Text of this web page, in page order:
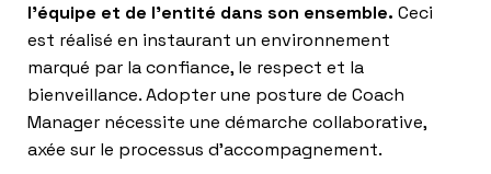
l’équipe et de l’entité dans son ensemble. Ceci
est réalisé en instaurant un environnement
marqué par la confiance, le respect et la
bienveillance. Adopter une posture de Coach
Manager nécessite une démarche collaborative,
axée sur le processus d’accompagnement.